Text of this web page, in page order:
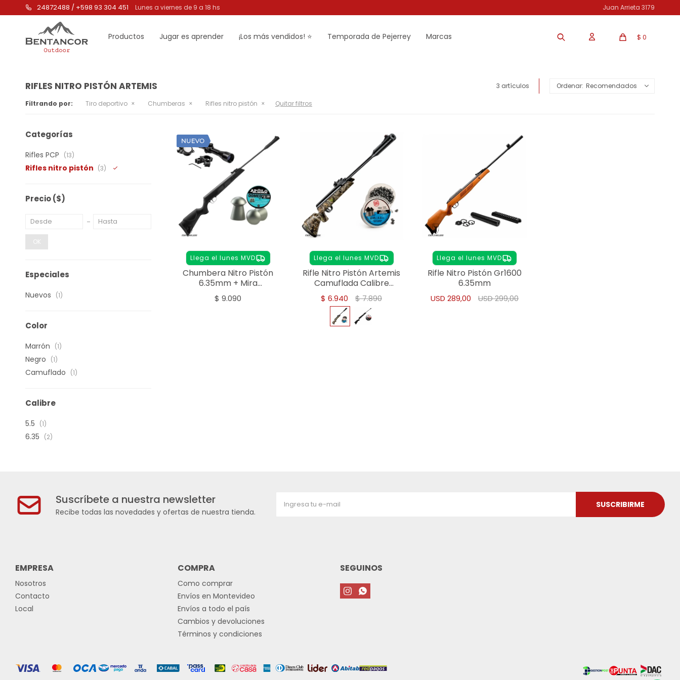
Productos Jugar es aprender ¡Los más vendidos! ⭐ Temporada de Pejerrey Marcas $ 0
24872488 / +598 93 304 451 Lunes a viernes de 9 a 18 hs Juan Arrieta 3179
RIFLES NITRO PISTÓN ARTEMIS 3 artículos Recomendados
Filtrando por: Tiro deportivo Chumberas Rifles nitro pistón Quitar filtros
Llega el lunes MVD
Chumbera Nitro Pistón
6.35mm + Mira
Telescópica + Chumbos
$ 9.090
Llega el lunes MVD
Rifle Nitro Pistón Artemis
Camuflada Calibre
5,5mm - Camuflado
$ 6.940 $7.890
Llega el lunes MVD
Rifle Nitro Pistón Gr1600
6.35mm
USD 289,00 USD299,00
Categorías
Rifles PCP (13)
Rifles nitro pistón (3)
Precio($)
OK
Especiales
Nuevos (1)
Color
Marrón (1)
Negro (1)
Camuflado (1)
Calibre
5.5 (1)
6.35 (2)
Suscríbete a nuestra newsletter
Recibe todas las novedades y ofertas de nuestra tienda.
SUSCRIBIRME
EMPRESA
Nosotros
Contacto
Local
COMPRA
Como comprar
Envíos en Montevideo
Envíos a todo el país
Cambios y devoluciones
Términos y condiciones
SEGUINOS
 